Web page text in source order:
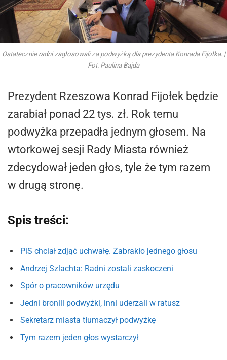
Ostatecznie radni zagłosowali za podwyżką dla prezydenta Konrada Fijołka. |
Fot. Paulina Bajda
Prezydent Rzeszowa Konrad Fijołek będzie
zarabiał ponad 22 tys. zł. Rok temu
podwyżka przepadła jednym głosem. Na
wtorkowej sesji Rady Miasta również
zdecydował jeden głos, tyle że tym razem
w drugą stronę.
Spis treści:
PiS chciał zdjąć uchwałę. Zabrakło jednego głosu
Andrzej Szlachta: Radni zostali zaskoczeni
Spór o pracowników urzędu
Jedni bronili podwyżki, inni uderzali w ratusz
Sekretarz miasta tłumaczył podwyżkę
Tym razem jeden głos wystarczył